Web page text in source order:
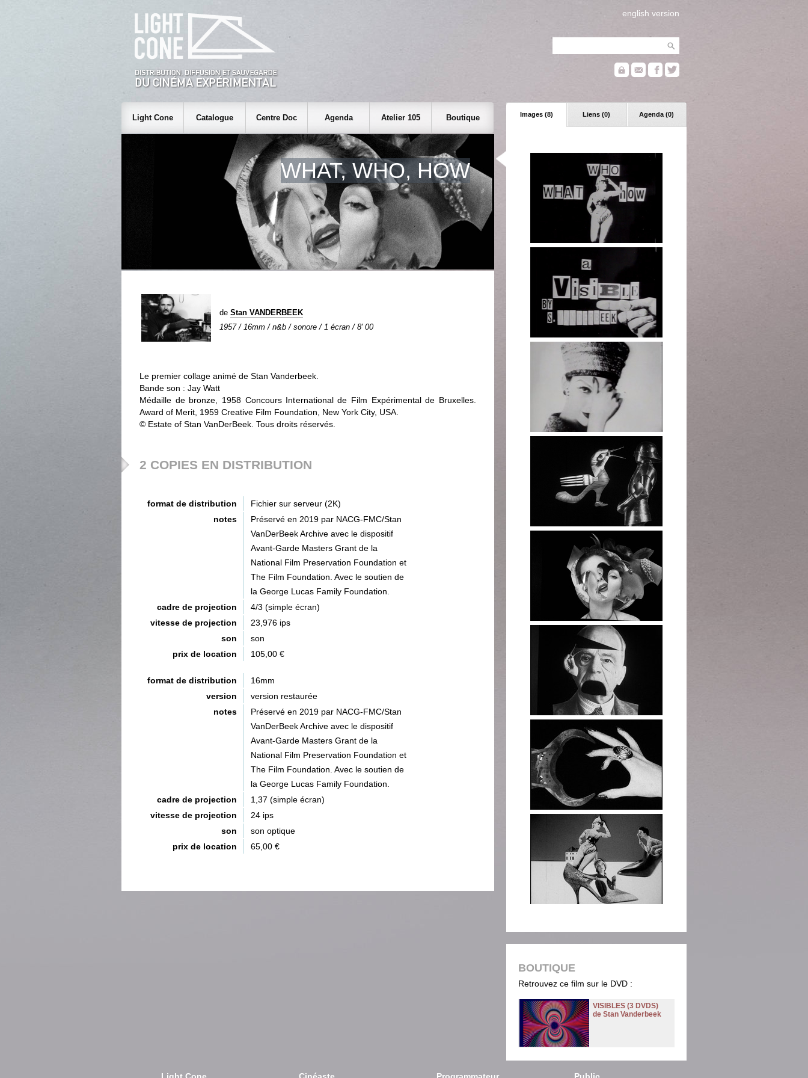
english version
Images (8) Liens (0) Agenda (0)
BOUTIQUE
Retrouvez ce film sur le DVD :
VISIBLES (3 DVDS)
de Stan Vanderbeek
Light Cone Catalogue Centre Doc Agenda Atelier 105 Boutique
WHAT, WHO, HOW
de Stan VANDERBEEK
1957 / 16mm / n&b / sonore / 1 écran / 8' 00
Le premier collage animé de Stan Vanderbeek.
Bande son : Jay Watt
Médaille de bronze, 1958 Concours International de Film Expérimental de Bruxelles.
Award of Merit, 1959 Creative Film Foundation, New York City, USA.
© Estate of Stan VanDerBeek. Tous droits réservés.
2 COPIES EN DISTRIBUTION
format de distribution
Fichier sur serveur (2K)
notes
Préservé en 2019 par NACG-FMC/Stan
VanDerBeek Archive avec le dispositif
Avant-Garde Masters Grant de la
National Film Preservation Foundation et
The Film Foundation. Avec le soutien de
la George Lucas Family Foundation.
cadre de projection
4/3 (simple écran)
vitesse de projection
23,976 ips
son
son
prix de location
105,00 €
format de distribution
16mm
version
version restaurée
notes
Préservé en 2019 par NACG-FMC/Stan
VanDerBeek Archive avec le dispositif
Avant-Garde Masters Grant de la
National Film Preservation Foundation et
The Film Foundation. Avec le soutien de
la George Lucas Family Foundation.
cadre de projection
1,37 (simple écran)
vitesse de projection
24 ips
son
son optique
prix de location
65,00 €